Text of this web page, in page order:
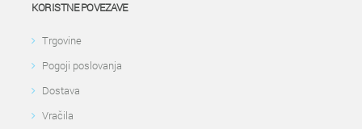
KORISTNE POVEZAVE
Trgovine
Pogoji poslovanja
Dostava
Vračila